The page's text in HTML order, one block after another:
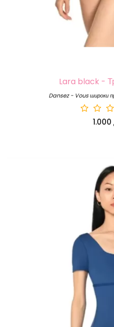
Lara black -
Dansez - Vous широки
1.000